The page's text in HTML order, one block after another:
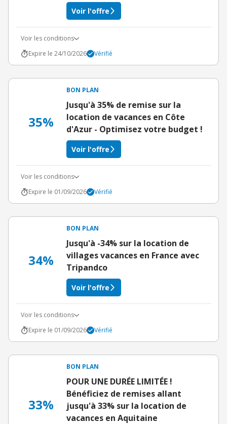
Voir l'offre
Voir les conditions
Expire le 24/10/2026
Vérifié
35%
BON PLAN
Jusqu'à 35% de remise sur la
location de vacances en Côte
d'Azur - Optimisez votre budget !
Voir l'offre
Voir les conditions
Expire le 01/09/2026
Vérifié
34%
BON PLAN
Jusqu'à -34% sur la location de
villages vacances en France avec
Tripandco
Voir l'offre
Voir les conditions
Expire le 01/09/2026
Vérifié
33%
BON PLAN
POUR UNE DURÉE LIMITÉE !
Bénéficiez de remises allant
jusqu'à 33% sur la location de
vacances en Aquitaine